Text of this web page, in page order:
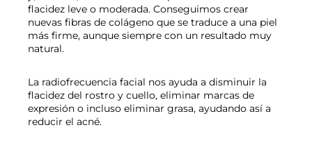
flacidez leve o moderada. Conseguimos crear
nuevas fibras de colágeno que se traduce a una piel
más firme, aunque siempre con un resultado muy
natural.
La radiofrecuencia facial nos ayuda a disminuir la
flacidez del rostro y cuello, eliminar marcas de
expresión o incluso eliminar grasa, ayudando así a
reducir el acné.